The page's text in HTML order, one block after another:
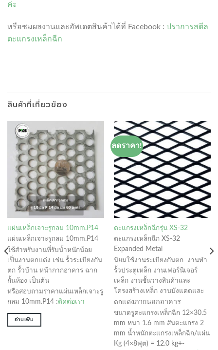
ค่ะ
หรือชมผลงานและอัพเดตสินค้าได้ที่ Facebook : ปราการสตีล
ตะแกรงเหล็กฉีก
สินค้าที่เกี่ยวข้อง
แผ่นเหล็กเจาะรูกลม 10mm.P14
แผ่นเหล็กเจาะรูกลม 10mm.P14
ใช้สำหรับงานที่รับน้ำหนักน้อย
เป็นงานตกแต่ง เช่น รั้วระเบียงกัน
ตก รั้วบ้าน หน้ากากอาคาร ฉาก
กั้นห้อง เป็นต้น
หรือสอบถามราคาแผ่นเหล็กเจาะรู
กลม 10mm.P14 :ติดต่อเรา
อ่านเพิ่ม
ลดราคา!
ตะแกรงเหล็กฉีกรุ่น XS-32
ตะแกรงเหล็กฉีก XS-32
Expanded Metal
นิยมใช้งานระเบียงกันตก งานทำ
รั้วประตูเหล็ก งานเฟอร์นิเจอร์
เหล็ก งานชั้นวางสินค้าและ
โครงสร้างเหล็ก งานบังแดดและ
ตกแต่งภายนอกอาคาร
ขนาดรูตะแกรงเหล็กฉีก 12×30.5
mm หนา 1.6 mm สันตะแกรง 2
mm น้ำหนักตะแกรงเหล็กฉีก/แผ่น
Kg (4×8ฟุต) = 12.0 kg+-